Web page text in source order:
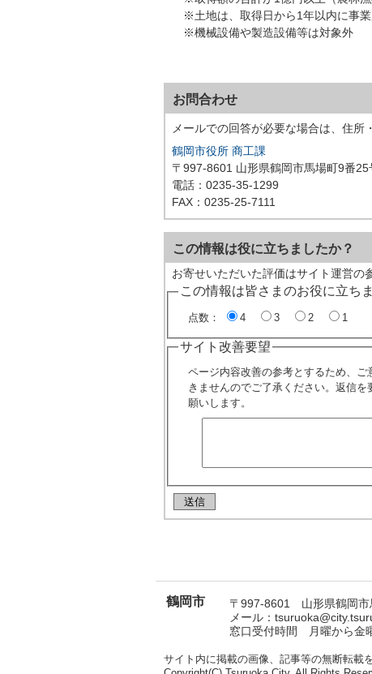
※土地は、取得日から1年以内に事業
※機械設備や製造設備等は対象外
お問合わせ
メールでの回答が必要な場合は、住所
鶴岡市役所 商工課
〒997-8601 山形県鶴岡市馬場町9番25
電話：0235-35-1299
FAX：0235-25-7111
この情報は役に立ちましたか？
お寄せいただいた評価はサイト運営の
この情報は皆さまのお役に立ち
点数： 4 3 2 1
サイト改善要望
ページ内容改善の参考とするため、
きませんのでご了承ください。返信
願いします。
鶴岡市
〒997-8601 山形県鶴岡
メール：
窓口受付時間 月曜から金
サイト内に掲載の画像、記事等の無断転載